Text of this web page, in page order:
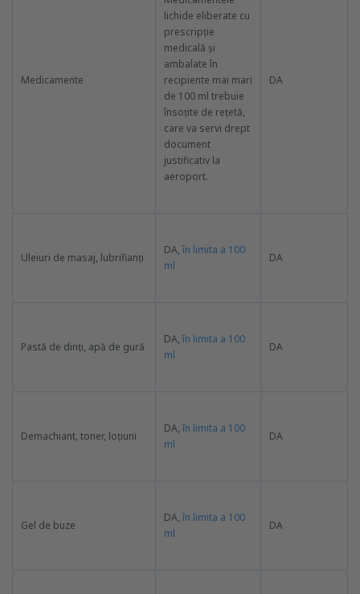
Medicamente
lichide eliberate cu
prescripție
medicală și
ambalate în
recipiente mai mari
de 100 ml trebuie
însoțite de rețetă,
care va servi drept
document
justificativ la
aeroport.
DA
Uleiuri de masaj, lubrifianți
DA, în limita a 100
ml
DA
Pastă de dinți, apă de gură
DA, în limita a 100
ml
DA
Demachiant, toner, loțiuni
DA, în limita a 100
ml
DA
Gel de buze
DA, în limita a 100
ml
DA